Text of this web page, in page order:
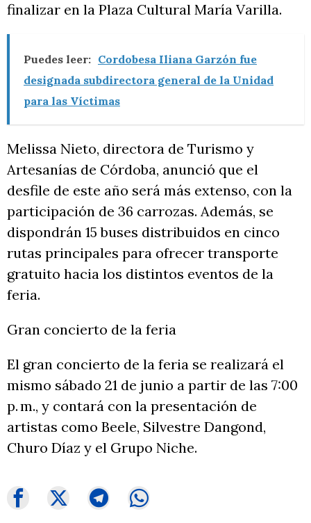
finalizar en la Plaza Cultural María Varilla.
Puedes leer: Cordobesa Iliana Garzón fue
designada subdirectora general de la Unidad
para las Víctimas
Melissa Nieto, directora de Turismo y
Artesanías de Córdoba, anunció que el
desfile de este año será más extenso, con la
participación de 36 carrozas. Además, se
dispondrán 15 buses distribuidos en cinco
rutas principales para ofrecer transporte
gratuito hacia los distintos eventos de la
feria.
Gran concierto de la feria
El gran concierto de la feria se realizará el
mismo sábado 21 de junio a partir de las 7:00
p. m., y contará con la presentación de
artistas como Beele, Silvestre Dangond,
Churo Díaz y el Grupo Niche.